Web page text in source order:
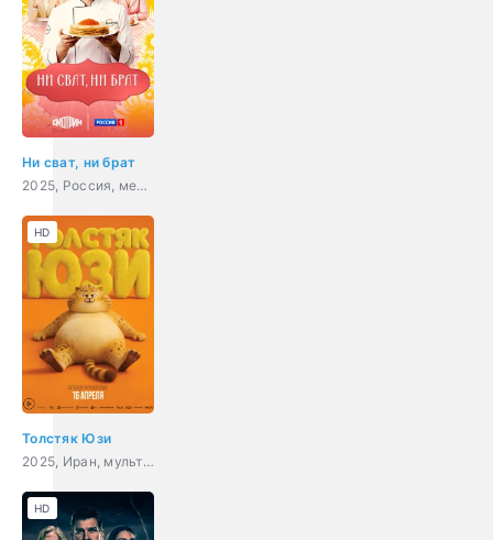
Ни сват, ни брат
2025, Россия, мелодрама
Толстяк Юзи
2025, Иран, мультфильм, приключения, комедия, семейный
HD
HD